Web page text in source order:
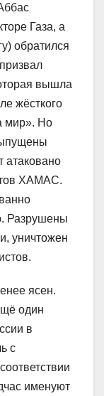
Газа, а
обратился
вышла
жёсткого
мир». Но
атаковано
ХАМАС.
Разрушены
уничтожен
ясен.
один
в
с
именуют